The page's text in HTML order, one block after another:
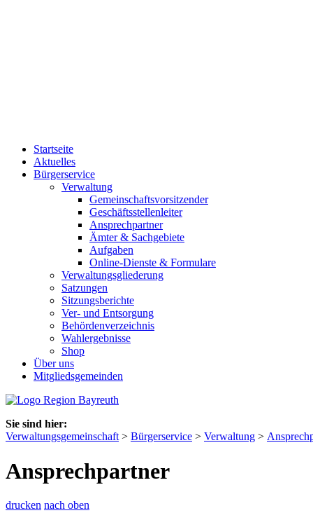
Startseite
Aktuelles
Bürgerservice
Verwaltung
Gemeinschaftsvorsitzender
Geschäftsstellenleiter
Ansprechpartner
Ämter & Sachgebiete
Aufgaben
Online-Dienste & Formulare
Verwaltungsgliederung
Satzungen
Sitzungsberichte
Ver- und Entsorgung
Behördenverzeichnis
Wahlergebnisse
Shop
Über uns
Mitgliedsgemeinden
Sie sind hier:
Verwaltungsgemeinschaft > Bürgerservice > Verwaltung >
Ansprechpartner
drucken nach oben